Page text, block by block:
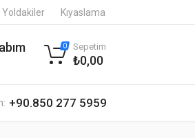
Yoldakiler Kıyaslama
+90.850 277 5959
0 Sepetim
₺0,00